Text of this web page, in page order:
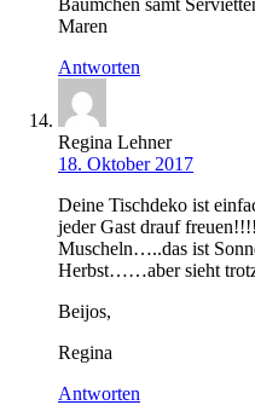
Maren
Antworten
Regina Lehner
18. Oktober 2017
Deine Tischdeko ist
jeder Gast drauf
Muscheln…..das ist
Herbst……aber sieht
Beijos,
Regina
Antworten